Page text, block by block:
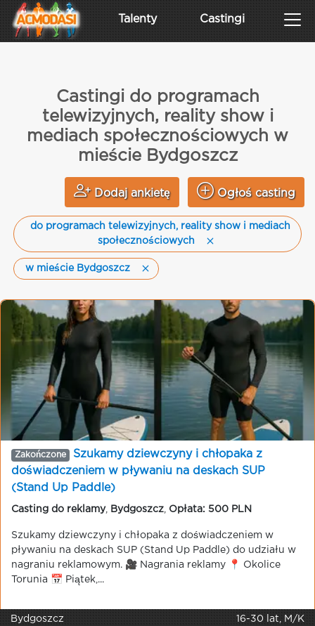
Talenty Castingi
Castingi do programach
telewizyjnych, reality show i
mediach społecznościowych w
mieście Bydgoszcz
Dodaj ankietę Ogłoś casting
do programach telewizyjnych, reality show i mediach
społecznościowych
w mieście Bydgoszcz
Zakończone
Szukamy dziewczyny i chłopaka z
doświadczeniem w pływaniu na deskach SUP
(Stand Up Paddle)
Casting do reklamy, Bydgoszcz Opłata: 500 PLN
Szukamy dziewczyny i chłopaka z doświadczeniem w
pływaniu na deskach SUP (Stand Up Paddle) do udziału w
nagraniu reklamowym. 🎥 Nagrania reklamy 📍 Okolice
Torunia 📅 Piątek,...
Bydgoszcz 16-30 lat, M/K